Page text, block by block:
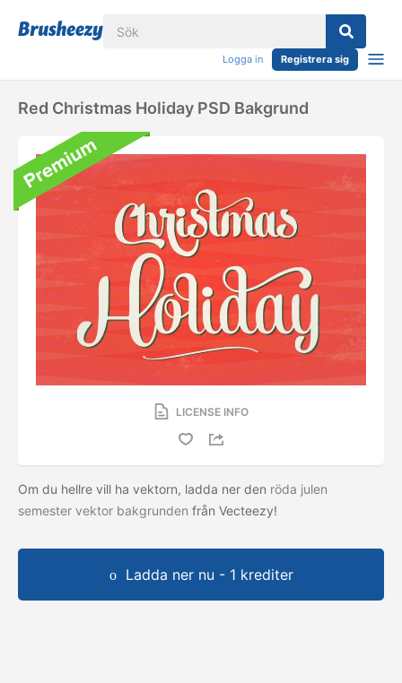
Logga in Registrera sig
Red Christmas Holiday PSD Bakgrund
LICENSE INFO
Om du hellre vill ha vektorn, ladda ner den röda julen
semester vektor bakgrunden från Vecteezy!
Ladda ner nu - 1 krediter